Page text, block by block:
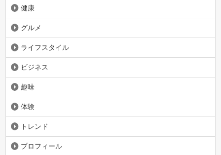
健康
グルメ
ライフスタイル
ビジネス
趣味
体験
トレンド
プロフィール